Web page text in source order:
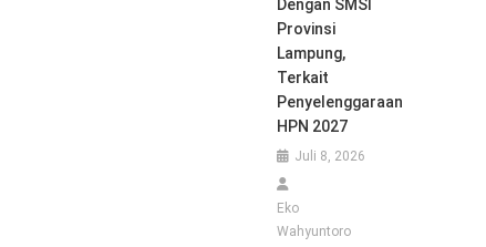
Dengan SMSI
Provinsi
Lampung,
Terkait
Penyelenggaraan
HPN 2027
Juli 8, 2026
Eko
Wahyuntoro